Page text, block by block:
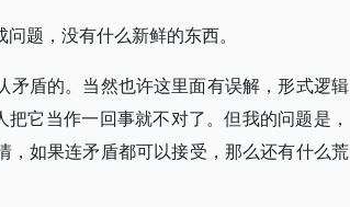
题，没有什么新鲜的东西。
盾的。当然也许这里面有误解，形式逻辑
它当作一回事就不对了。但我的问题是，
如果连矛盾都可以接受，那么还有什么荒